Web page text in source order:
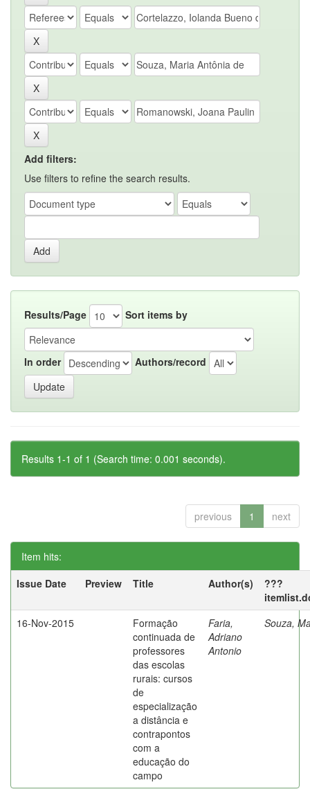
Add filters:
Use filters to refine the search results.
Results/Page Sort items by
In order Authors/record
Results 1-1 of 1 (Search time: 0.001 seconds).
previous 1 next
Item hits:
Issue Date
Preview Title Author(s)
???
16-Nov-2015
Formação
continuada de
professores
das escolas
rurais: cursos
de
especialização
a distância e
contrapontos
com a
educação do
campo
Faria,
Adriano
Antonio
Souza,